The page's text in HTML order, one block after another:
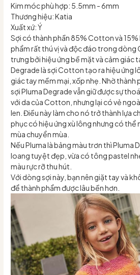
Kim móc phù hợp: 5.5mm - 6mm
Thương hiệu: Katia
Xuất xứ: Ý
Sợi có thành phần 85% Cotton và
phẩm rất thú vị và độc đáo trong dòng
trưng bởi hiệu ứng bề mặt và cảm giác
Degrade là sợi Cotton tạo ra hiệu ứng
giác tay mềm mại, xốp nhẹ. Nhờ thành
sợi Pluma Degrade vẫn giữ được sự
với da của Cotton, nhưng lại có vẻ
len. Điều này làm cho nó trở thành lựa
phục có hiệu ứng xù lông nhưng có thể
mùa chuyển mùa.
Nếu Pluma là bảng màu trơn thì Pluma
loang tuyệt đẹp, vừa có tông pastel
màu rực rỡ thu hút.
Với dòng sợi này, bạn nên giặt tay và
để thành phẩm được lâu bền hơn.